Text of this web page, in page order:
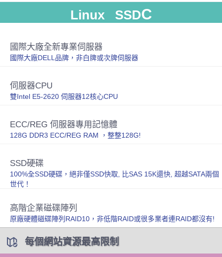
Linux SSDC
國際大廠全新專業伺服器
國際大廠DELL品牌，非白牌或次牌伺服器
伺服器CPU
雙Intel E5-2620 伺服器12核心CPU
ECC/REG 伺服器專用記憶體
128G DDR3 ECC/REG RAM ，整整128G!
SSD硬碟
100%全SSD硬碟，絕非僅SSD快取, 比SAS 15K還快, 超越SATA兩個
世代！
高階企業磁碟陣列
原廠硬體磁碟陣列RAID10，非低階RAID或很多業者連RAID都沒有!
每個網站資源最高限制